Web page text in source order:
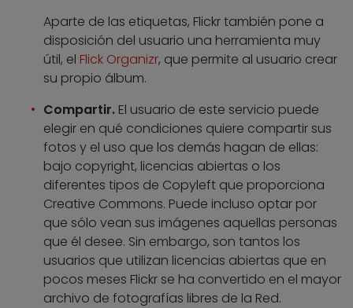
Aparte de las etiquetas, Flickr también pone a
disposición del usuario una herramienta muy
útil, el Flick Organizr, que permite al usuario crear
su propio álbum.
Compartir. El usuario de este servicio puede
elegir en qué condiciones quiere compartir sus
fotos y el uso que los demás hagan de ellas:
bajo copyright, licencias abiertas o los
diferentes tipos de Copyleft que proporciona
Creative Commons. Puede incluso optar por
que sólo vean sus imágenes aquellas personas
que él desee. Sin embargo, son tantos los
usuarios que utilizan licencias abiertas que en
pocos meses Flickr se ha convertido en el mayor
archivo de fotografías libres de la Red.